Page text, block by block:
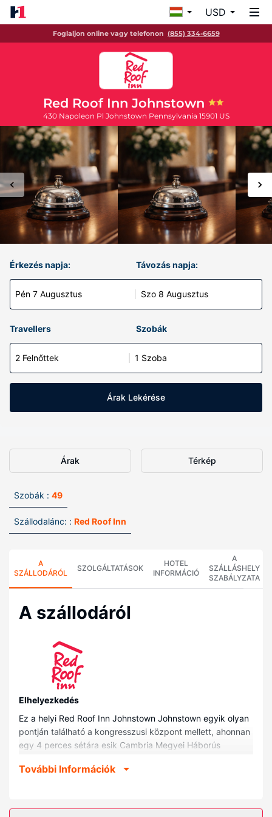
USD
Foglaljon online vagy telefonon (855) 334-6659
Red Roof Inn Johnstown
430 Napoleon Pl Johnstown Pennsylvania 15901 US
Érkezés napja:
Pén 7 Augusztus
Távozás napja:
Szo 8 Augusztus
Travellers Szobák
2 Felnőttek 1 Szoba
Árak Lekérése
Árak Térkép
Szobák : 49
Szállodalánc: : Red Roof Inn
A
SZÁLLODÁRÓL
SZOLGÁLTATÁSOK
HOTEL
INFORMÁCIÓ
A
SZÁLLÁSHELY
SZABÁLYZATA
A szállodáról
Elhelyezkedés
Ez a helyi Red Roof Inn Johnstown Johnstown egyik olyan
pontján található a kongresszusi központ mellett, ahonnan
egy 4 perces sétára esik Cambria Megyei Háborús
Árvízi Múzeum. Ez a helyi hotel kb. 1,2 km-re található
További Információk